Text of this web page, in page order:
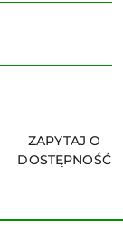
ZAPYTAJ O
DOSTĘPNOŚĆ